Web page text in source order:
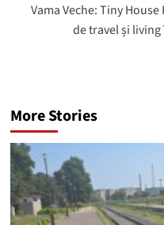
Vama Veche: Tiny
de travel și
More Stories